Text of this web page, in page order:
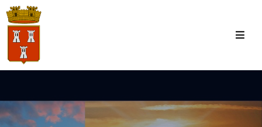
Accueil
Tourisme